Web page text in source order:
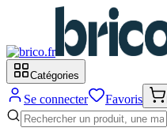
Catégories
Se connecter Favoris